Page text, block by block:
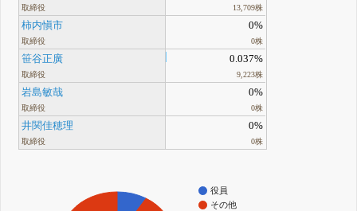
取締役 13,709株
柿内愼市
取締役
0%
0株
笹谷正廣
取締役
0.037%
9,223株
岩島敏哉
取締役
0%
0株
井関佳穂理
取締役
0%
0株
役員
その他